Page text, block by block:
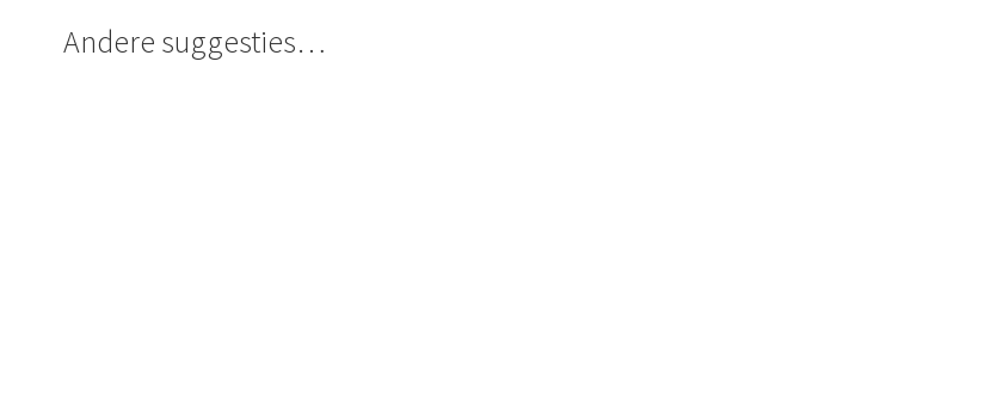
Andere suggesties…